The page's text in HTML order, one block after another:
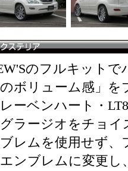
のフルキット
ボリューム感」
ーベンハート・
ラージオをチョ
レムを使用せず
ンブレムに変更し